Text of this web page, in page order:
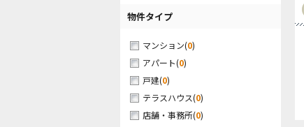
物件タイプ
マンション(0)
アパート(0)
戸建(0)
テラスハウス(0)
店舗・事務所(0)